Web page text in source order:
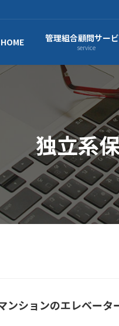
HOME 管理組合顧問サー
service
独立系
ンションのエレベータ